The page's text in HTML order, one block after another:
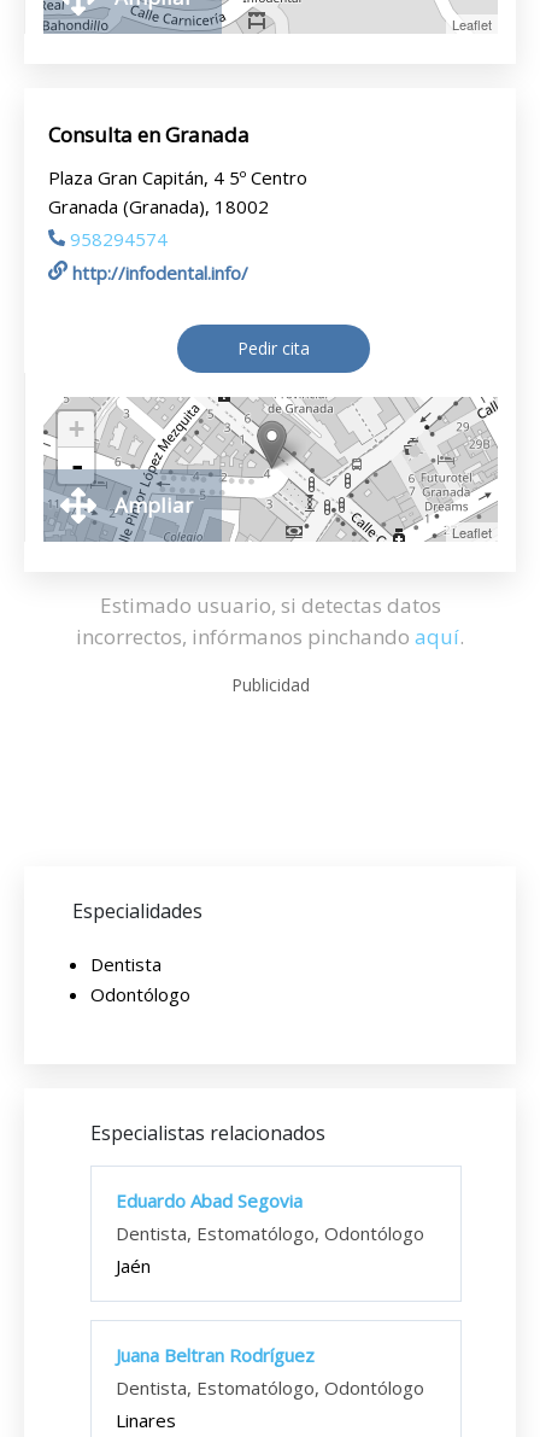
Leaflet
Consulta en Granada
Plaza Gran Capitán, 4 5º Centro
Granada (Granada), 18002
958294574
http://infodental.info/
Pedir cita
+
-
Leaflet
Ampliar
Estimado usuario, si detectas datos
incorrectos, infórmanos pinchando aquí.
Publicidad
Especialidades
Dentista
Odontólogo
Especialistas relacionados
Eduardo Abad Segovia
Dentista, Estomatólogo, Odontólogo
Jaén
Juana Beltran Rodríguez
Dentista, Estomatólogo, Odontólogo
Linares